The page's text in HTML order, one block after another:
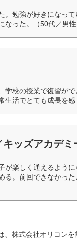
。勉強が好きになっ
った。（50代／男性
学校の授業で復習が
生活でとても成長を感
ッズアカデミ
が楽しく通えるよう
る。前回できなかっ
、株式会社オリコン